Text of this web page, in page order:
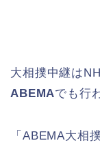
大相撲中継は
ABEMAでも行
「ABEMA大相